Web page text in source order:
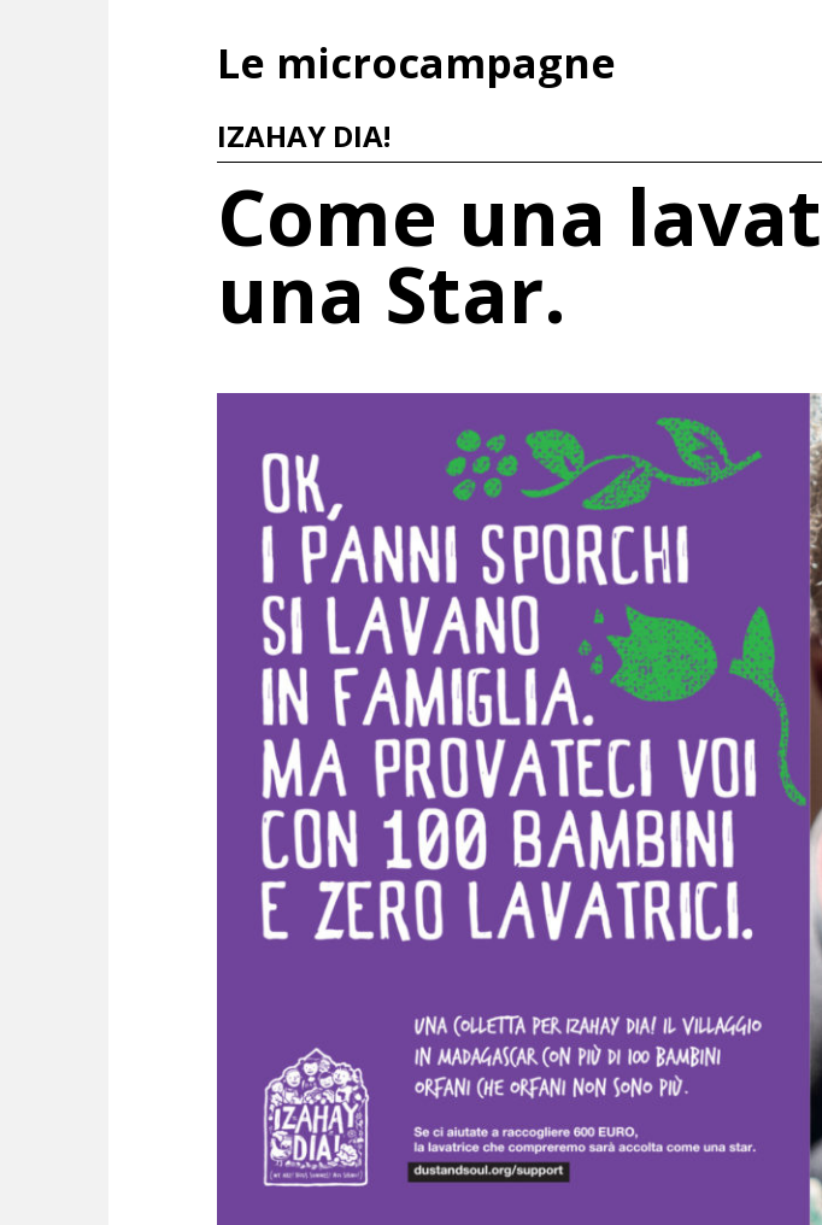
Le microcampagne
IZAHAY DIA!
Come una
una Star.